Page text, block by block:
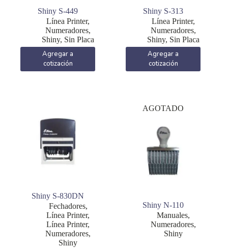
Shiny S-449
Línea Printer,
Numeradores,
Shiny, Sin Placa
Agregar a
cotización
Shiny S-313
Línea Printer,
Numeradores,
Shiny, Sin Placa
Agregar a
cotización
Shiny S-830DN
Fechadores,
Línea Printer,
Línea Printer,
Numeradores,
Shiny
AGOTADO
Shiny N-110
Manuales,
Numeradores,
Shiny